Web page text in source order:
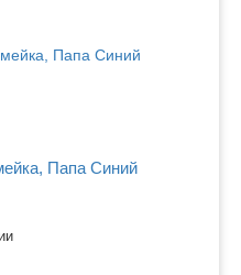
Папа Синий